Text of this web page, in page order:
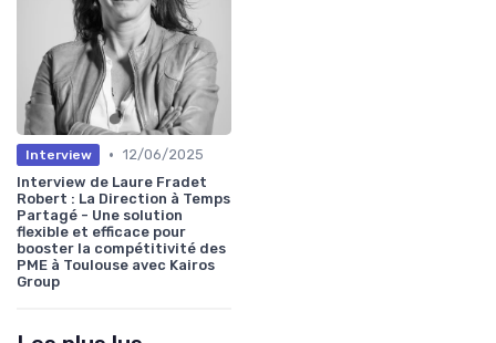
Interview • 12/06/2025
Interview de Laure Fradet
Robert : La Direction à Temps
Partagé - Une solution
flexible et efficace pour
booster la compétitivité des
PME à Toulouse avec Kairos
Group